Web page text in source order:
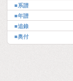
■系譜
■年譜
■追錄
■奥付